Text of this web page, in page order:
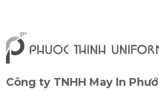
Công ty TNHH May In